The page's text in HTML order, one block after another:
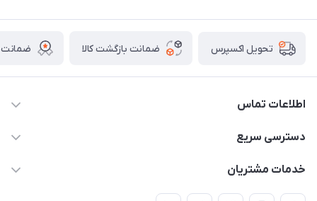
تحویل اکسپرس ضمانت بازگشت کالا ضمانت
اطلاعات تماس
02136781755
دسترسی سریع
پلنر و دفتر
خدمات مشتریان
قوانین و مقررات